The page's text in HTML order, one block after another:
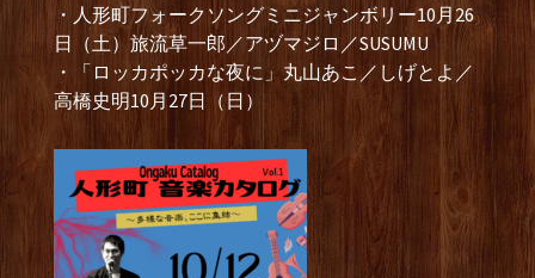
・人形町フォークソングミニジャンボリー10月26
日（土）旅流草一郎／アヅマジロ／SUSUMU
・「ロッカポッカな夜に」丸山あこ／しげとよ／
高橋史明10月27日（日）